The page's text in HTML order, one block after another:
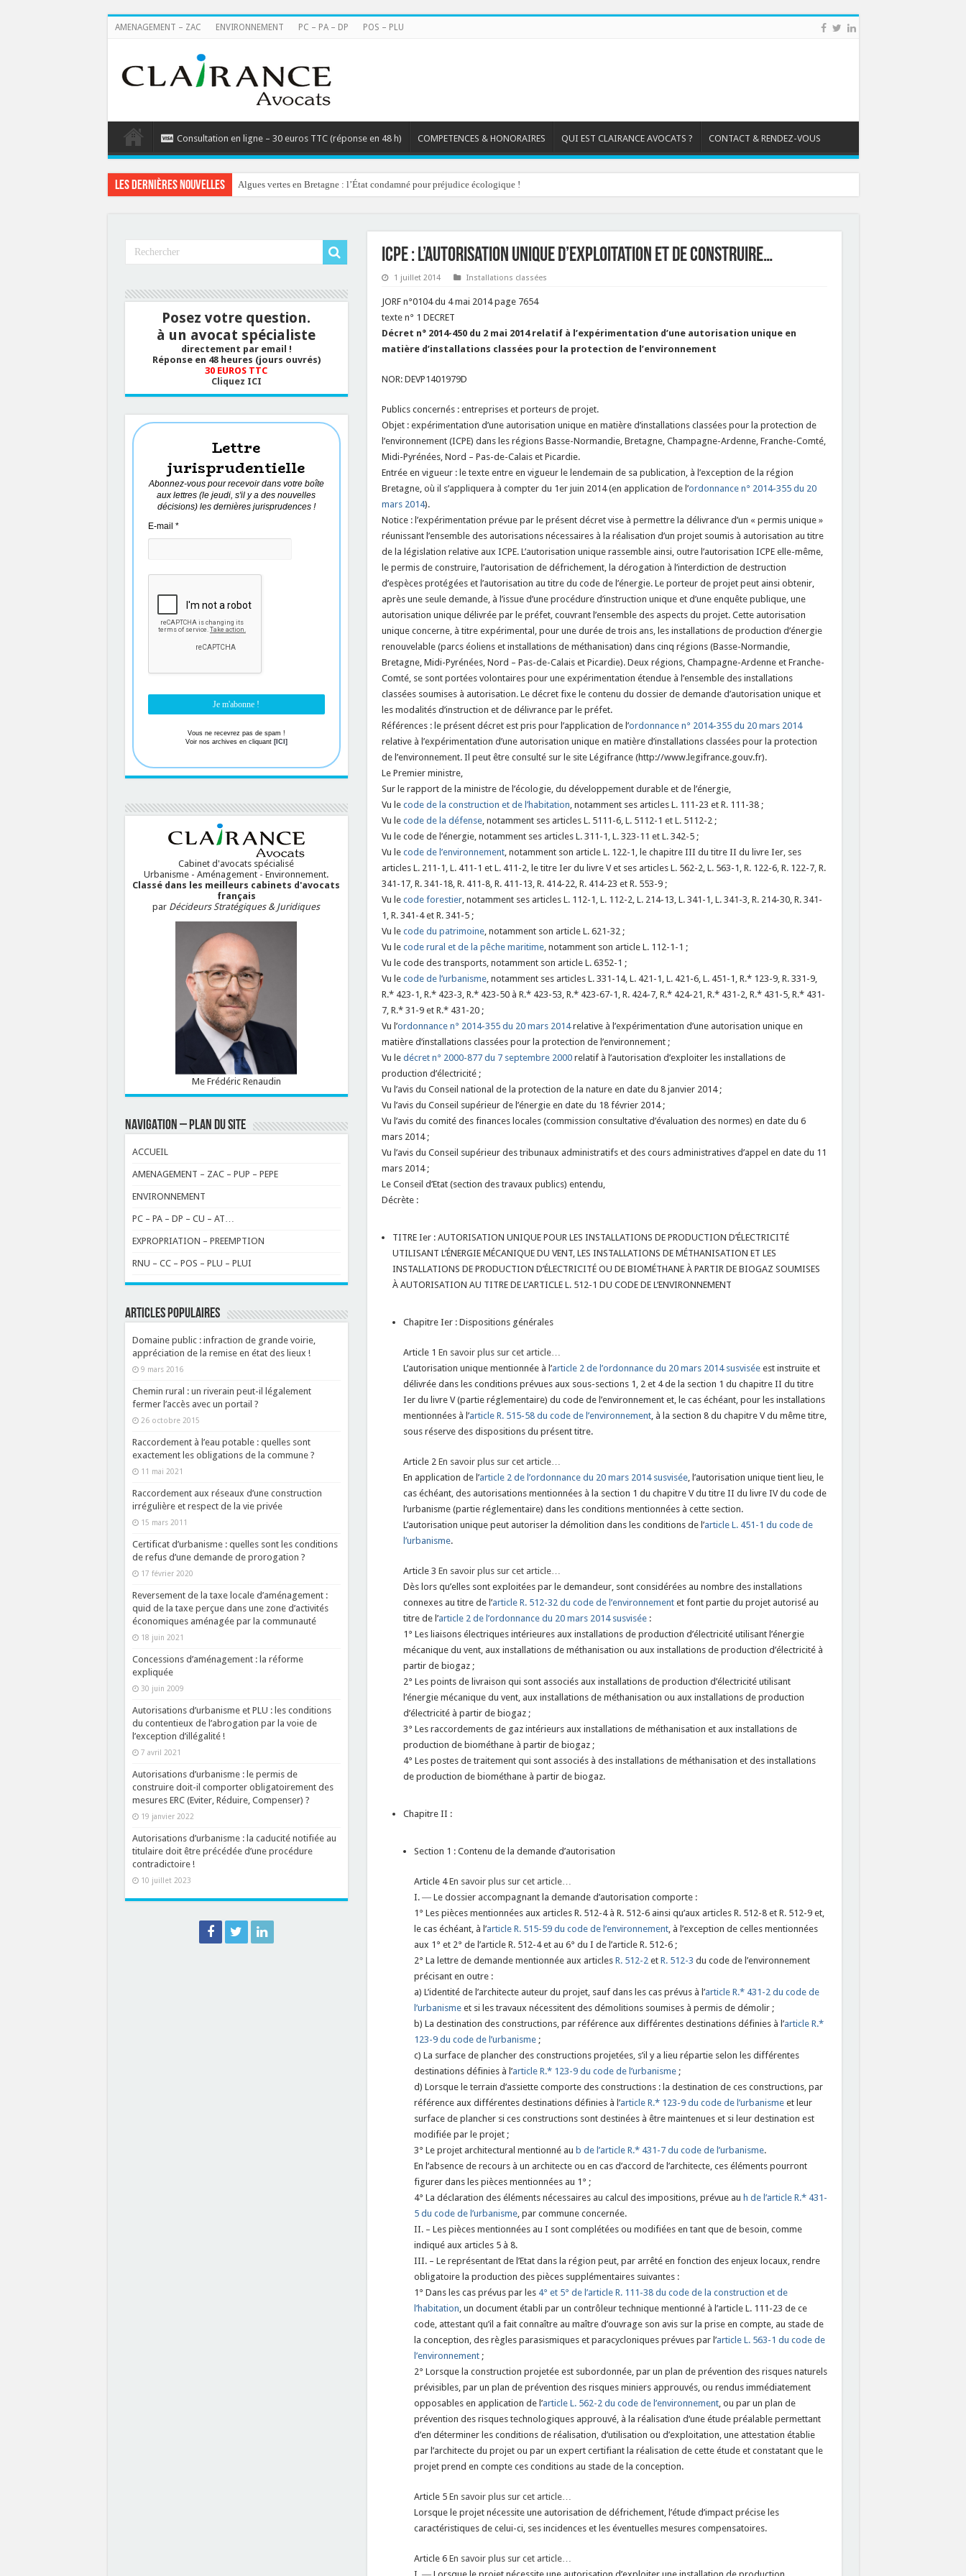
AMENAGEMENT – ZAC ENVIRONNEMENT PC – PA – DP POS – PLU
Consultation en ligne – 30 euros TTC (réponse en 48 h) COMPETENCES & HONORAIRES QUI EST CLAIRANCE AVOCATS ? CONTACT & RENDEZ-VOUS
Les dernières nouvelles Algues vertes en Bretagne : l’État condamné pour préjudice écologique !
ICPE : l’autorisation unique d’exploitation et de construire…
1 juillet 2014 Installations classées
JORF n°0104 du 4 mai 2014 page 7654
texte n° 1 DECRET
Décret n° 2014-450 du 2 mai 2014 relatif à l’expérimentation d’une autorisation unique en
matière d’installations classées pour la protection de l’environnement
NOR: DEVP1401979D
Publics concernés : entreprises et porteurs de projet.
Objet : expérimentation d’une autorisation unique en matière d’installations classées pour la protection de
l’environnement (ICPE) dans les régions Basse-Normandie, Bretagne, Champagne-Ardenne, Franche-Comté,
Midi-Pyrénées, Nord – Pas-de-Calais et Picardie.
Entrée en vigueur : le texte entre en vigueur le lendemain de sa publication, à l’exception de la région
Bretagne, où il s’appliquera à compter du 1er juin 2014 (en application de l’ordonnance n° 2014-355 du 20
mars 2014).
Notice : l’expérimentation prévue par le présent décret vise à permettre la délivrance d’un « permis unique »
réunissant l’ensemble des autorisations nécessaires à la réalisation d’un projet soumis à autorisation au titre
de la législation relative aux ICPE. L’autorisation unique rassemble ainsi, outre l’autorisation ICPE elle-même,
le permis de construire, l’autorisation de défrichement, la dérogation à l’interdiction de destruction
d’espèces protégées et l’autorisation au titre du code de l’énergie. Le porteur de projet peut ainsi obtenir,
après une seule demande, à l’issue d’une procédure d’instruction unique et d’une enquête publique, une
autorisation unique délivrée par le préfet, couvrant l’ensemble des aspects du projet. Cette autorisation
unique concerne, à titre expérimental, pour une durée de trois ans, les installations de production d’énergie
renouvelable (parcs éoliens et installations de méthanisation) dans cinq régions (Basse-Normandie,
Bretagne, Midi-Pyrénées, Nord – Pas-de-Calais et Picardie). Deux régions, Champagne-Ardenne et Franche-
Comté, se sont portées volontaires pour une expérimentation étendue à l’ensemble des installations
classées soumises à autorisation. Le décret fixe le contenu du dossier de demande d’autorisation unique et
les modalités d’instruction et de délivrance par le préfet.
Références : le présent décret est pris pour l’application de l’ordonnance n° 2014-355 du 20 mars 2014
relative à l’expérimentation d’une autorisation unique en matière d’installations classées pour la protection
de l’environnement. Il peut être consulté sur le site Légifrance (http://www.legifrance.gouv.fr).
Le Premier ministre,
Sur le rapport de la ministre de l’écologie, du développement durable et de l’énergie,
Vu le code de la construction et de l’habitation, notamment ses articles L. 111-23 et R. 111-38 ;
Vu le code de la défense, notamment ses articles L. 5111-6, L. 5112-1 et L. 5112-2 ;
Vu le code de l’énergie, notamment ses articles L. 311-1, L. 323-11 et L. 342-5 ;
Vu le code de l’environnement, notamment son article L. 122-1, le chapitre III du titre II du livre Ier, ses
articles L. 211-1, L. 411-1 et L. 411-2, le titre Ier du livre V et ses articles L. 562-2, L. 563-1, R. 122-6, R. 122-7, R.
341-17, R. 341-18, R. 411-8, R. 411-13, R. 414-22, R. 414-23 et R. 553-9 ;
Vu le code forestier, notamment ses articles L. 112-1, L. 112-2, L. 214-13, L. 341-1, L. 341-3, R. 214-30, R. 341-
1, R. 341-4 et R. 341-5 ;
Vu le code du patrimoine, notamment son article L. 621-32 ;
Vu le code rural et de la pêche maritime, notamment son article L. 112-1-1 ;
Vu le code des transports, notamment son article L. 6352-1 ;
Vu le code de l’urbanisme, notamment ses articles L. 331-14, L. 421-1, L. 421-6, L. 451-1, R.* 123-9, R. 331-9,
R.* 423-1, R.* 423-3, R.* 423-50 à R.* 423-53, R.* 423-67-1, R. 424-7, R.* 424-21, R.* 431-2, R.* 431-5, R.* 431-
7, R.* 31-9 et R.* 431-20 ;
Vu l’ordonnance n° 2014-355 du 20 mars 2014relative à l’expérimentation d’une autorisation unique en
matière d’installations classées pour la protection de l’environnement ;
Vu le décret n° 2000-877 du 7 septembre 2000relatif à l’autorisation d’exploiter les installations de
production d’électricité ;
Vu l’avis du Conseil national de la protection de la nature en date du 8 janvier 2014 ;
Vu l’avis du Conseil supérieur de l’énergie en date du 18 février 2014 ;
Vu l’avis du comité des finances locales (commission consultative d’évaluation des normes) en date du 6
mars 2014 ;
Vu l’avis du Conseil supérieur des tribunaux administratifs et des cours administratives d’appel en date du 11
mars 2014 ;
Le Conseil d’Etat (section des travaux publics) entendu,
Décrète :
TITRE Ier : AUTORISATION UNIQUE POUR LES INSTALLATIONS DE PRODUCTION D’ÉLECTRICITÉ
UTILISANT L’ÉNERGIE MÉCANIQUE DU VENT, LES INSTALLATIONS DE MÉTHANISATION ET LES
INSTALLATIONS DE PRODUCTION D’ÉLECTRICITÉ OU DE BIOMÉTHANE À PARTIR DE BIOGAZ SOUMISES
À AUTORISATION AU TITRE DE L’ARTICLE L. 512-1 DU CODE DE L’ENVIRONNEMENT
Chapitre Ier : Dispositions générales
Article 1 En savoir plus sur cet article…
L’autorisation unique mentionnée à l’article 2 de l’ordonnance du 20 mars 2014 susviséeest instruite et
délivrée dans les conditions prévues aux sous-sections 1, 2 et 4 de la section 1 du chapitre II du titre
Ier du livre V (partie réglementaire) du code de l’environnement et, le cas échéant, pour les installations
mentionnées à l’article R. 515-58 du code de l’environnement, à la section 8 du chapitre V du même titre,
sous réserve des dispositions du présent titre.
Article 2 En savoir plus sur cet article…
En application de l’article 2 de l’ordonnance du 20 mars 2014 susvisée, l’autorisation unique tient lieu, le
cas échéant, des autorisations mentionnées à la section 1 du chapitre V du titre II du livre IV du code de
l’urbanisme (partie réglementaire) dans les conditions mentionnées à cette section.
L’autorisation unique peut autoriser la démolition dans les conditions de l’article L. 451-1 du code de
l’urbanisme.
Article 3 En savoir plus sur cet article…
Dès lors qu’elles sont exploitées par le demandeur, sont considérées au nombre des installations
connexes au titre de l’article R. 512-32 du code de l’environnementet font partie du projet autorisé au
titre de l’article 2 de l’ordonnance du 20 mars 2014 susvisée:
1° Les liaisons électriques intérieures aux installations de production d’électricité utilisant l’énergie
mécanique du vent, aux installations de méthanisation ou aux installations de production d’électricité à
partir de biogaz ;
2° Les points de livraison qui sont associés aux installations de production d’électricité utilisant
l’énergie mécanique du vent, aux installations de méthanisation ou aux installations de production
d’électricité à partir de biogaz ;
3° Les raccordements de gaz intérieurs aux installations de méthanisation et aux installations de
production de biométhane à partir de biogaz ;
4° Les postes de traitement qui sont associés à des installations de méthanisation et des installations
de production de biométhane à partir de biogaz.
Chapitre II :
Section 1 : Contenu de la demande d’autorisation
Article 4En savoir plus sur cet article…
I. ― Le dossier accompagnant la demande d’autorisation comporte :
1° Les pièces mentionnées aux articles R. 512-4 à R. 512-6 ainsi qu’aux articles R. 512-8 et R. 512-9 et,
le cas échéant, à l’article R. 515-59 du code de l’environnement, à l’exception de celles mentionnées
aux 1° et 2° de l’article R. 512-4 et au 6° du I de l’article R. 512-6 ;
2° La lettre de demande mentionnée aux articles R. 512-2et R. 512-3 du code de l’environnement
précisant en outre :
a) L’identité de l’architecte auteur du projet, sauf dans les cas prévus à l’article R.* 431-2 du code de
l’urbanismeet si les travaux nécessitent des démolitions soumises à permis de démolir ;
b) La destination des constructions, par référence aux différentes destinations définies à l’article R.*
123-9 du code de l’urbanisme;
c) La surface de plancher des constructions projetées, s’il y a lieu répartie selon les différentes
destinations définies à l’article R.* 123-9 du code de l’urbanisme;
d) Lorsque le terrain d’assiette comporte des constructions : la destination de ces constructions, par
référence aux différentes destinations définies à l’article R.* 123-9 du code de l’urbanismeet leur
surface de plancher si ces constructions sont destinées à être maintenues et si leur destination est
modifiée par le projet ;
3° Le projet architectural mentionné au b de l’article R.* 431-7 du code de l’urbanisme.
En l’absence de recours à un architecte ou en cas d’accord de l’architecte, ces éléments pourront
figurer dans les pièces mentionnées au 1° ;
4° La déclaration des éléments nécessaires au calcul des impositions, prévue au h de l’article R.* 431-
5 du code de l’urbanisme, par commune concernée.
II. – Les pièces mentionnées au I sont complétées ou modifiées en tant que de besoin, comme
indiqué aux articles 5 à 8.
III. – Le représentant de l’Etat dans la région peut, par arrêté en fonction des enjeux locaux, rendre
obligatoire la production des pièces supplémentaires suivantes :
1° Dans les cas prévus par les 4° et 5° de l’article R. 111-38 du code de la construction et de
l’habitation, un document établi par un contrôleur technique mentionné à l’article L. 111-23 de ce
code, attestant qu’il a fait connaître au maître d’ouvrage son avis sur la prise en compte, au stade de
la conception, des règles parasismiques et paracycloniques prévues par l’article L. 563-1 du code de
l’environnement;
2° Lorsque la construction projetée est subordonnée, par un plan de prévention des risques naturels
prévisibles, par un plan de prévention des risques miniers approuvés, ou rendus immédiatement
opposables en application de l’article L. 562-2 du code de l’environnement, ou par un plan de
prévention des risques technologiques approuvé, à la réalisation d’une étude préalable permettant
d’en déterminer les conditions de réalisation, d’utilisation ou d’exploitation, une attestation établie
par l’architecte du projet ou par un expert certifiant la réalisation de cette étude et constatant que le
projet prend en compte ces conditions au stade de la conception.
Article 5 En savoir plus sur cet article…
Lorsque le projet nécessite une autorisation de défrichement, l’étude d’impact précise les
caractéristiques de celui-ci, ses incidences et les éventuelles mesures compensatoires.
Article 6 En savoir plus sur cet article…
Posez votre question.
à un avocat spécialiste
directement par email !
Réponse en 48 heures (jours ouvrés)
30 EUROS TTC
Cliquez ICI
Lettre
jurisprudentielle
Abonnez-vous pour recevoir dans votre boîte
aux lettres (le jeudi, s'il y a des nouvelles
décisions) les dernières jurisprudences !
E-mail *
Vous ne recevrez pas de spam !
Voir nos archives en cliquant [ICI]
Cabinet d'avocats spécialisé
Urbanisme - Aménagement - Environnement.
Classé dans les meilleurs cabinets d'avocats
français
par Décideurs Stratégiques & Juridiques
Me Frédéric Renaudin
NAVIGATION – PLAN DU SITE
ACCUEIL
AMENAGEMENT – ZAC – PUP – PEPE
ENVIRONNEMENT
PC – PA – DP – CU – AT…
EXPROPRIATION – PREEMPTION
RNU – CC – POS – PLU – PLUI
ARTICLES POPULAIRES
Domaine public : infraction de grande voirie,
appréciation de la remise en état des lieux !
9 mars 2016
Chemin rural : un riverain peut-il légalement
fermer l’accès avec un portail ?
26 octobre 2015
Raccordement à l’eau potable : quelles sont
exactement les obligations de la commune ?
11 mai 2021
Raccordement aux réseaux d’une construction
irrégulière et respect de la vie privée
15 mars 2011
Certificat d’urbanisme : quelles sont les conditions
de refus d’une demande de prorogation ?
17 février 2020
Reversement de la taxe locale d’aménagement :
quid de la taxe perçue dans une zone d’activités
économiques aménagée par la communauté
18 juin 2021
Concessions d’aménagement : la réforme
expliquée
30 juin 2009
Autorisations d’urbanisme et PLU : les conditions
du contentieux de l’abrogation par la voie de
l’exception d’illégalité !
7 avril 2021
Autorisations d’urbanisme : le permis de
construire doit-il comporter obligatoirement des
mesures ERC (Eviter, Réduire, Compenser) ?
19 janvier 2022
Autorisations d’urbanisme : la caducité notifiée au
titulaire doit être précédée d’une procédure
contradictoire !
10 juillet 2023